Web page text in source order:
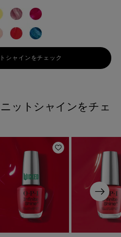
シャインをチェック
ットシャインをチェ
のリストに追加ほしいものリス
Next